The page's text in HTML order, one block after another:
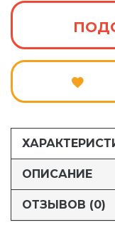
ОПИСАНИЕ
ОТЗЫВОВ (0)